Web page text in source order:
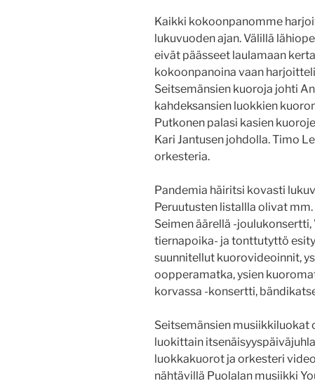
Kaikki kokoonpanomme
lukuvuoden ajan. Välillä
eivät päässeet laulamaan
kokoonpanoina vaan
Seitsemänsien kuoroja johti
kahdeksansien luokkien
Putkonen palasi kasien
Kari Jantusen johdolla. Timo
orkesteria.
Pandemia häiritsi kovasti
Peruutusten listallla olivat
Seimen äärellä -
tiernapoika- ja tonttutyttö
suunnitellut kuorovideoinnit,
oopperamatka, ysien
korvassa -konsertti,
Seitsemänsien musiikkiluokat
luokittain
luokkakuorot ja orkesteri
nähtävillä Puolalan musiikki